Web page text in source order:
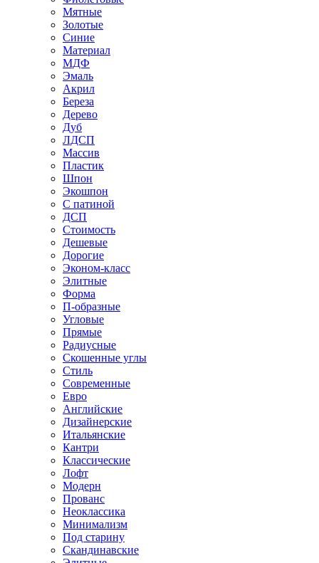
Мятные
Золотые
Синие
Материал
МДФ
Эмаль
Акрил
Береза
Дерево
Дуб
ЛДСП
Массив
Пластик
Шпон
Экошпон
С патиной
ДСП
Стоимость
Дешевые
Дорогие
Эконом-класс
Элитные
Форма
П-образные
Угловые
Прямые
Радиусные
Скошенные углы
Стиль
Современные
Евро
Английские
Дизайнерские
Итальянские
Кантри
Классические
Лофт
Модерн
Прованс
Неоклассика
Минимализм
Под старину
Скандинавские